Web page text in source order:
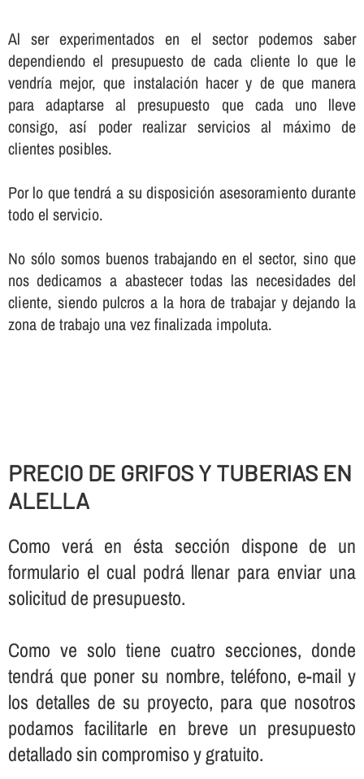
Al ser experimentados en el sector podemos saber
dependiendo el presupuesto de cada cliente lo que le
vendrí­a mejor, que instalación hacer y de que manera
para adaptarse al presupuesto que cada uno lleve
consigo, así­ poder realizar servicios al máximo de
clientes posibles.
Por lo que tendrá a su disposición asesoramiento durante
todo el servicio.
No sólo somos buenos trabajando en el sector, sino que
nos dedicamos a abastecer todas las necesidades del
cliente, siendo pulcros a la hora de trabajar y dejando la
zona de trabajo una vez finalizada impoluta.
PRECIO DE GRIFOS Y TUBERIAS EN
ALELLA
Como verá en ésta sección dispone de un
formulario el cual podrá llenar para enviar una
solicitud de presupuesto.
Como ve solo tiene cuatro secciones, donde
tendrá que poner su nombre, teléfono, e-mail y
los detalles de su proyecto, para que nosotros
podamos facilitarle en breve un presupuesto
detallado sin compromiso y gratuito.